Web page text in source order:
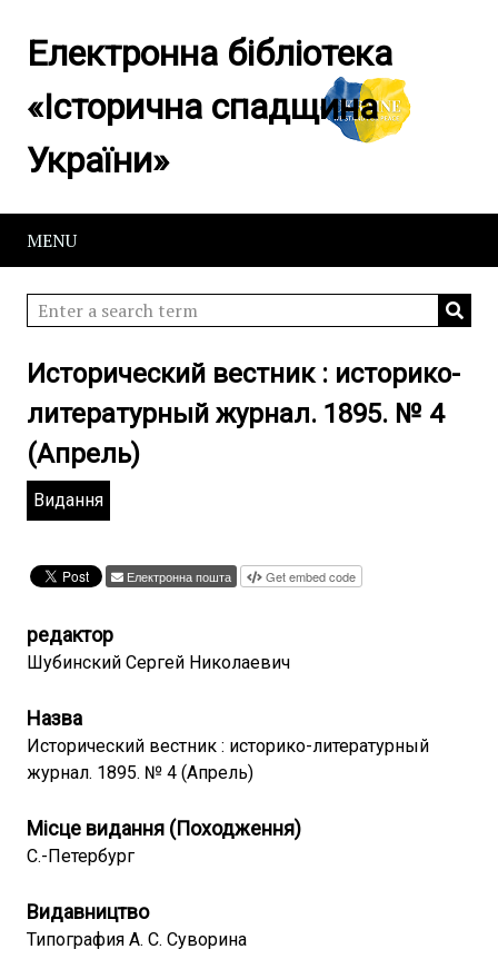
Електронна бібліотека
«Історична спадщина
України»
MENU
Исторический вестник : историко-
литературный журнал. 1895. № 4
(Апрель)
Видання
Електронна пошта Get embed code
редактор
Шубинский Сергей Николаевич
Назва
Исторический вестник : историко-литературный
журнал. 1895. № 4 (Апрель)
Місце видання (Походження)
С.-Петербург
Видавництво
Типография А. С. Суворина